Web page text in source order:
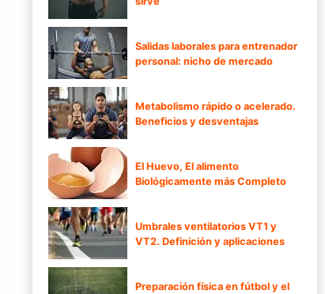
Salidas laborales para entrenador
personal: nicho de mercado
Metabolismo rápido o acelerado.
Beneficios y desventajas
El Huevo, El alimento
Biológicamente más Completo
Umbrales ventilatorios VT1 y
VT2. Definición y aplicaciones
Preparación física en fútbol y el